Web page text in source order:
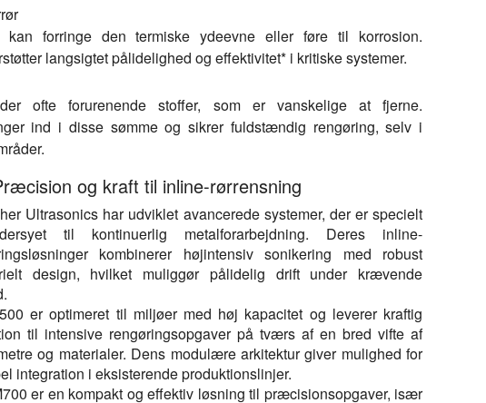
kan forringe den termiske ydeevne eller føre til korrosion.
langsigtet pålidelighed og effektivitet* i kritiske systemer.
ofte forurenende stoffer, som er vanskelige at fjerne.
ind i disse sømme og sikrer fuldstændig rengøring, selv i
og kraft til inline-rørrensning
Ultrasonics har udviklet avancerede systemer, der er specielt
til kontinuerlig metalforarbejdning. Deres inline-
kombinerer højintensiv sonikering med robust
design, hvilket muliggør pålidelig drift under krævende
er optimeret til miljøer med høj kapacitet og leverer kraftig
til intensive rengøringsopgaver på tværs af en bred vifte af
og materialer. Dens modulære arkitektur giver mulighed for
integration i eksisterende produktionslinjer.
er en kompakt og effektiv løsning til præcisionsopgaver, især